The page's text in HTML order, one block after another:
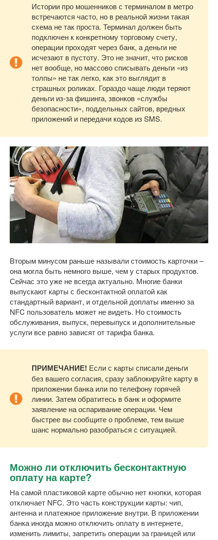
Истории про мошенников с терминалом в метро
встречаются часто, но в реальной жизни такая
схема не так проста. Терминал должен быть
подключен к конкретному торговому счету,
операции проходят через банк, а деньги не
исчезают в пустоту. Это не значит, что рисков
нет вообще, но массово списывать деньги «из
толпы» не так легко, как это выглядит в
страшных роликах. Гораздо чаще люди теряют
деньги из-за фишинга, звонков «службы
безопасности», поддельных сайтов, вредных
приложений и передачи кодов из SMS.
Вторым минусом раньше называли стоимость карточки –
она могла быть немного выше, чем у старых продуктов.
Сейчас это уже не всегда актуально. Многие банки
выпускают карты с бесконтактной оплатой как
стандартный вариант, и отдельной доплаты именно за
NFC пользователь может не видеть. Но стоимость
обслуживания, выпуск, перевыпуск и дополнительные
услуги все равно зависят от тарифа банка.
ПРИМЕЧАНИЕ! Если с карты списали деньги
без вашего согласия, сразу заблокируйте карту в
приложении банка или по телефону горячей
линии. Затем обратитесь в банк и оформите
заявление на оспаривание операции. Чем
быстрее вы сообщите о проблеме, тем выше
шанс нормально разобраться с ситуацией.
Можно ли отключить бесконтактную
оплату на карте?
На самой пластиковой карте обычно нет кнопки, которая
отключает NFC. Это часть конструкции карты: чип,
антенна и платежное приложение внутри. В приложении
банка иногда можно отключить оплату в интернете,
изменить лимиты, запретить операции за границей или